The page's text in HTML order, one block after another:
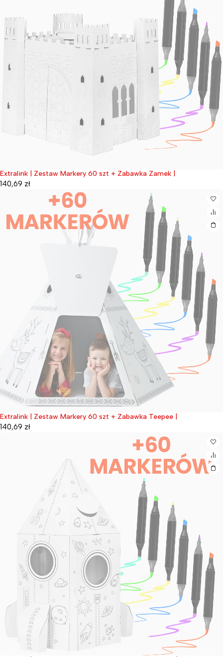
Wyprzedane
Extralink | Zestaw Markery 60 szt + Zabawka Zamek |
140,69 zł
Wyprzedane
Extralink | Zestaw Markery 60 szt + Zabawka Teepee |
140,69 zł